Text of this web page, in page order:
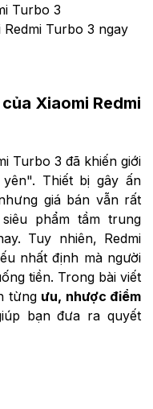
Turbo 3
Turbo 3 ngay
Xiaomi Redmi
Turbo 3 đã khiến giới
Thiết bị gây ấn
giá bán vẫn rất
phẩm tầm trung
Tuy nhiên, Redmi
nhất định mà người
tiền. Trong bài viết
từng ưu, nhược điểm
bạn đưa ra quyết